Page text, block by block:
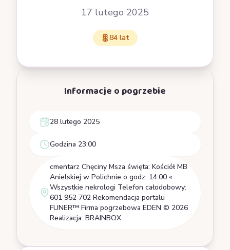
17 lutego 2025
84 lat
Informacje o pogrzebie
28 lutego 2025
Godzina 23:00
cmentarz Chęciny Msza święta: Kościół MB
Anielskiej w Polichnie o godz. 14:00 «
Wszystkie nekrologi Telefon całodobowy:
601 952 702 Rekomendacja portalu
FUNER™ Firma pogrzebowa EDEN © 2026
Realizacja: BRAINBOX .